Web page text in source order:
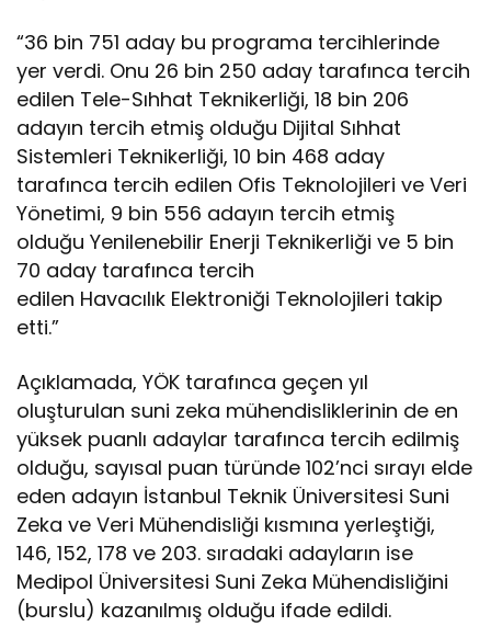
“36 bin 751 aday bu programa tercihlerinde
yer verdi. Onu 26 bin 250 aday tarafınca tercih
edilen Tele-Sıhhat Teknikerliği, 18 bin 206
adayın tercih etmiş olduğu Dijital Sıhhat
Sistemleri Teknikerliği, 10 bin 468 aday
tarafınca tercih edilen Ofis Teknolojileri ve Veri
Yönetimi, 9 bin 556 adayın tercih etmiş
olduğu Yenilenebilir Enerji Teknikerliği ve 5 bin
70 aday tarafınca tercih
edilen Havacılık Elektroniği Teknolojileri takip
etti.”
Açıklamada, YÖK tarafınca geçen yıl
oluşturulan suni zeka mühendisliklerinin de en
yüksek puanlı adaylar tarafınca tercih edilmiş
olduğu, sayısal puan türünde 102’nci sırayı elde
eden adayın İstanbul Teknik Üniversitesi Suni
Zeka ve Veri Mühendisliği kısmına yerleştiği,
146, 152, 178 ve 203. sıradaki adayların ise
Medipol Üniversitesi Suni Zeka Mühendisliğini
(burslu) kazanılmış olduğu ifade edildi.